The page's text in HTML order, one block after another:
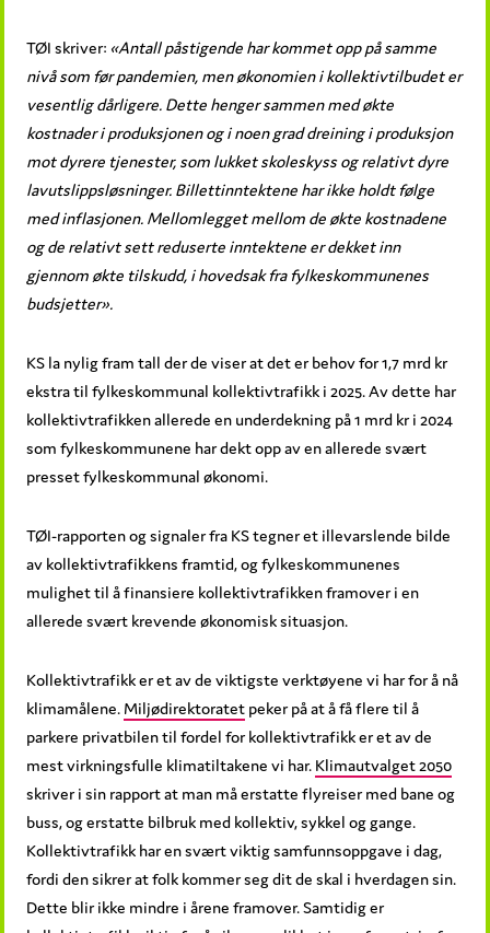
TØI skriver: «Antall påstigende har kommet opp på samme
nivå som før pandemien, men økonomien i kollektivtilbudet er
vesentlig dårligere. Dette henger sammen med økte
kostnader i produksjonen og i noen grad dreining i produk­sjon
mot dyrere tjenester, som lukket skoleskyss og relativt dyre
lavutslippsløsninger. Billett­inntektene har ikke holdt følge
med inflasjonen. Mellomlegget mellom de økte kostnadene
og de relativt sett reduserte inntektene er dekket inn
gjennom økte tilskudd, i hovedsak fra fylkeskommunenes
budsjetter».
KS la nylig fram tall der de viser at det er behov for 1,7 mrd kr
ekstra til fylkeskommunal kollektivtrafikk i 2025. Av dette har
kollektivtrafikken allerede en underdekning på 1 mrd kr i 2024
som fylkeskommunene har dekt opp av en allerede svært
presset fylkeskommunal økonomi.
TØI-rapporten og signaler fra KS tegner et illevarslende bilde
av kollektivtrafikkens framtid, og fylkeskommunenes
mulighet til å finansiere kollektivtrafikken framover i en
allerede svært krevende økonomisk situasjon.
Kollektivtrafikk er et av de viktigste verktøyene vi har for å nå
klimamålene. Miljødirektoratet peker på at å få flere til å
parkere privatbilen til fordel for kollektivtrafikk er et av de
mest virkningsfulle klimatiltakene vi har. Klimautvalget 2050
skriver i sin rapport at man må erstatte flyreiser med bane og
buss, og erstatte bilbruk med kollektiv, sykkel og gange.
Kollektivtrafikk har en svært viktig samfunnsoppgave i dag,
fordi den sikrer at folk kommer seg dit de skal i hverdagen sin.
Dette blir ikke mindre i årene framover. Samtidig er